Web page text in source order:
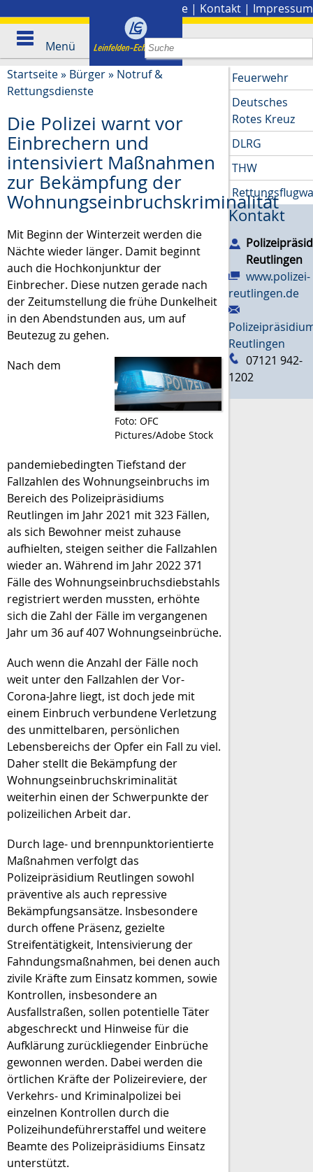
Presse | Kontakt | Impressum
Menü
Startseite» Bürger» Notruf &
Rettungsdienste
Die Polizei warnt vor
Einbrechern und
intensiviert Maßnahmen
zur Bekämpfung der
Wohnungseinbruchskriminalität
Mit Beginn der Winterzeit werden die
Nächte wieder länger. Damit beginnt
auch die Hochkonjunktur der
Einbrecher. Diese nutzen gerade nach
der Zeitumstellung die frühe Dunkelheit
in den Abendstunden aus, um auf
Beutezug zu gehen.
Foto: OFC
Pictures/Adobe Stock
Nach dem
pandemiebedingten Tiefstand der
Fallzahlen des Wohnungseinbruchs im
Bereich des Polizeipräsidiums
Reutlingen im Jahr 2021 mit 323 Fällen,
als sich Bewohner meist zuhause
aufhielten, steigen seither die Fallzahlen
wieder an. Während im Jahr 2022 371
Fälle des Wohnungseinbruchsdiebstahls
registriert werden mussten, erhöhte
sich die Zahl der Fälle im vergangenen
Jahr um 36 auf 407 Wohnungseinbrüche.
Auch wenn die Anzahl der Fälle noch
weit unter den Fallzahlen der Vor-
Corona-Jahre liegt, ist doch jede mit
einem Einbruch verbundene Verletzung
des unmittelbaren, persönlichen
Lebensbereichs der Opfer ein Fall zu viel.
Daher stellt die Bekämpfung der
Wohnungseinbruchskriminalität
weiterhin einen der Schwerpunkte der
polizeilichen Arbeit dar.
Durch lage- und brennpunktorientierte
Maßnahmen verfolgt das
Polizeipräsidium Reutlingen sowohl
präventive als auch repressive
Bekämpfungsansätze. Insbesondere
durch offene Präsenz, gezielte
Streifentätigkeit, Intensivierung der
Fahndungsmaßnahmen, bei denen auch
zivile Kräfte zum Einsatz kommen, sowie
Kontrollen, insbesondere an
Ausfallstraßen, sollen potentielle Täter
abgeschreckt und Hinweise für die
Aufklärung zurückliegender Einbrüche
gewonnen werden. Dabei werden die
örtlichen Kräfte der Polizeireviere, der
Verkehrs- und Kriminalpolizei bei
einzelnen Kontrollen durch die
Polizeihundeführerstaffel und weitere
Beamte des Polizeipräsidiums Einsatz
unterstützt.
Feuerwehr
Deutsches
Rotes Kreuz
DLRG
THW
Kontakt
Reutlingen
www.polizei-
reutlingen.de
Reutlingen
07121 942-
1202